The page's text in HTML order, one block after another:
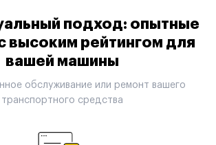
подход: опытные
высоким рейтингом для
вашей машины
обслуживание или ремонт вашего
транспортного средства